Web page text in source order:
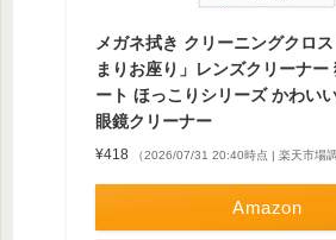
メガネ拭き クリーニングクロ
まりお座り」レンズクリーナー
ート ほっこりシリーズ かわい
眼鏡クリーナー
¥418 （2026/07/31 20:40時点 | 楽天市場調
Amazon